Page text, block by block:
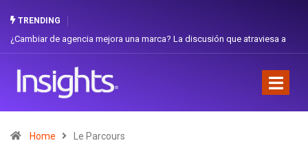
TRENDING
¿Cambiar de agencia mejora una marca? La discusión que atraviesa a
Home Le Parcours